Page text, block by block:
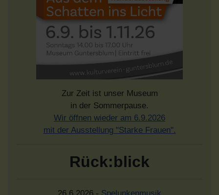
Zur Zeit ist unser Museum
in der Sommerpause.
Wir öffnen wieder am 6.9.2026
mit der Ausstellung "Starke Frauen".
Rück:blick
26.6.2026 - Spelunkenmusik